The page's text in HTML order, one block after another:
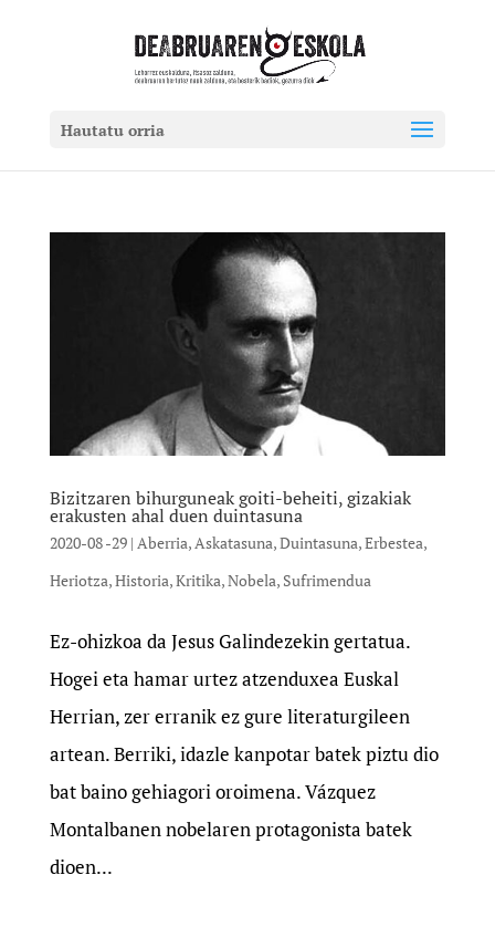
Hautatu orria
Bizitzaren bihurguneak goiti-beheiti, gizakiak
erakusten ahal duen duintasuna
2020-08 -29| Aberria, Askatasuna,Duintasuna,Erbestea,
Heriotza,Historia,Kritika,Nobela, Sufrimendua
Ez-ohizkoa da Jesus Galindezekin gertatua.
Hogei eta hamar urtez atzenduxea Euskal
Herrian, zer erranik ez gure literaturgileen
artean. Berriki, idazle kanpotar batek piztu dio
bat baino gehiagori oroimena. Vázquez
Montalbanen nobelaren protagonista batek
dioen...